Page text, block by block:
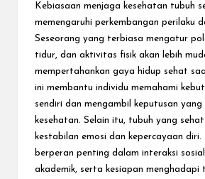
Kebiasaan menjaga kesehatan tubuh
memengaruhi perkembangan perilaku
Seseorang yang terbiasa mengatur
tidur, dan aktivitas fisik akan lebih
mempertahankan gaya hidup sehat
ini membantu individu memahami
sendiri dan mengambil keputusan
kesehatan. Selain itu, tubuh yang sehat
kestabilan emosi dan kepercayaan diri.
berperan penting dalam interaksi
akademik, serta kesiapan menghadapi